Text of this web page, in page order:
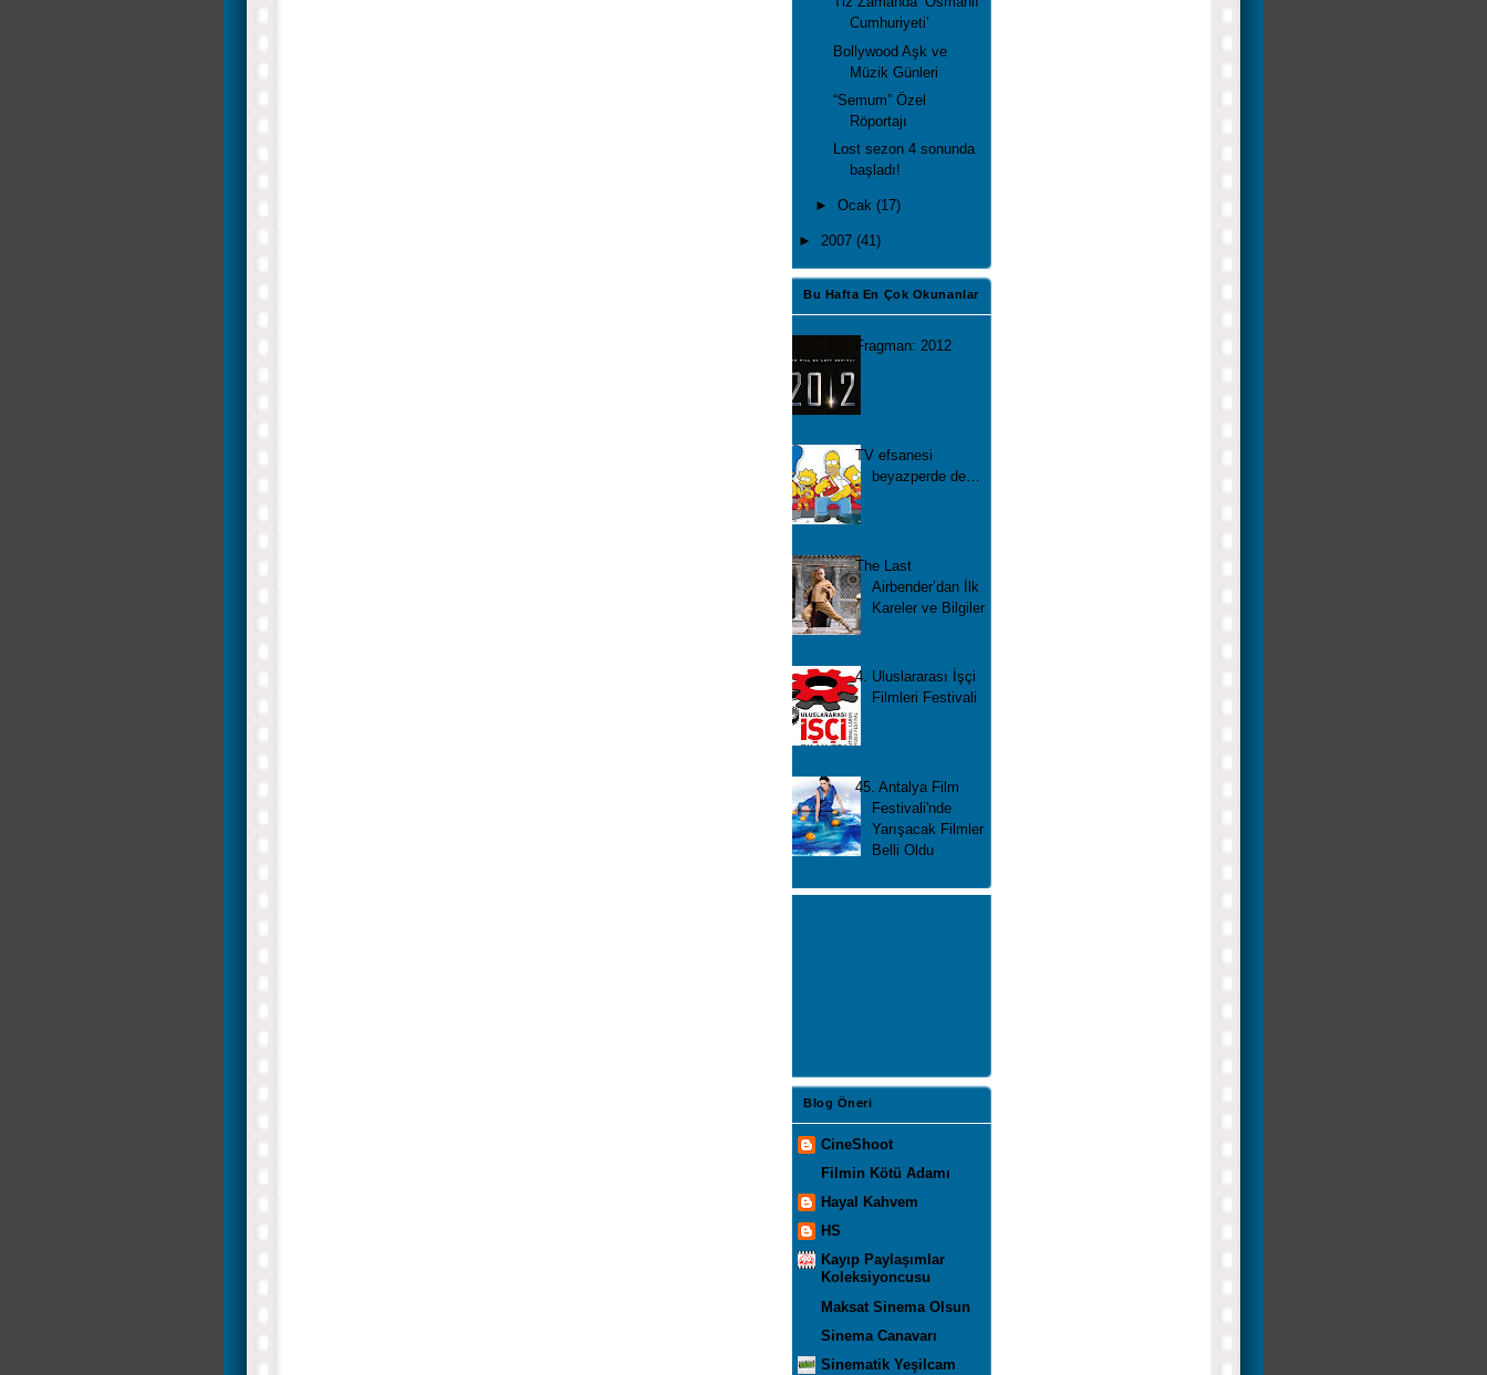
Cumhuriyeti’
Bollywood Aşk ve
Müzik Günleri
“Semum” Özel
Röportajı
Lost sezon 4 sonunda
başladı!
►Ocak(17)
► 2007 (41)
Bu Hafta En Çok Okunanlar
Fragman: 2012
TV efsanesi
beyazperde de…
The Last
Airbender’dan İlk
Kareler ve Bilgiler
4. Uluslararası İşçi
Filmleri Festivali
45. Antalya Film
Festivali'nde
Yarışacak Filmler
Belli Oldu
Blog Öneri
CineShoot
Filmin Kötü Adamı
Hayal Kahvem
HS
Kayıp Paylaşımlar
Koleksiyoncusu
Maksat Sinema Olsun
Sinema Canavarı
Sinematik Yeşilcam